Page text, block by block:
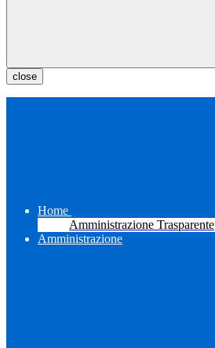
close
Home
Amministrazione Trasparente
Amministrazione